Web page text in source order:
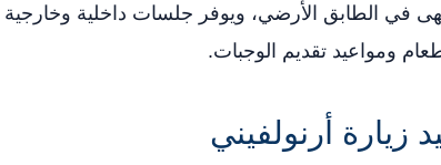
في الطابق الأرضي، ويوفر جلسات داخلية
ومواعيد تقديم الوجبات.
زيارة أرنولفيني